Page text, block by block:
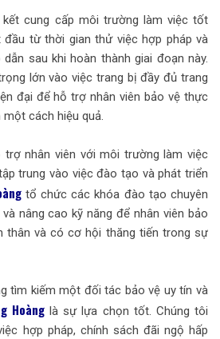
kết cung cấp môi trường làm việc tốt
đầu từ thời gian thử việc hợp pháp và
sau khi hoàn thành giai đoạn này.
lớn vào việc trang bị đầy đủ trang
đại để hỗ trợ nhân viên bảo vệ thực
cách hiệu quả.
trợ nhân viên với môi trường làm việc
trung vào việc đào tạo và phát triển
tổ chức các khóa đào tạo chuyên
nâng cao kỹ năng để nhân viên bảo
thân và có cơ hội thăng tiến trong sự
tìm kiếm một đối tác bảo vệ uy tín và
Hoànglà sự lựa chọn tốt. Chúng tôi
hợp pháp, chính sách đãi ngộ hấp